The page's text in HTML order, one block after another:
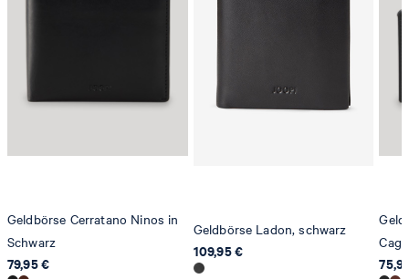
Geldbörse Cerratano Ninos in
Schwarz
79,95 €
Geldbörse Ladon, schwarz
109,95 €